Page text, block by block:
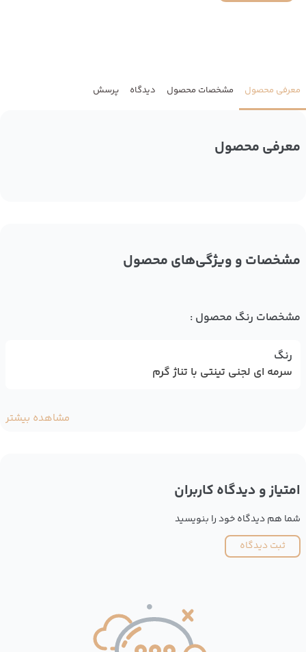
معرفی محصول مشخصات محصول دیدگاه پرسش
معرفی محصول
مشخصات و ویژگی‌های محصول
مشخصات رنگ محصول :
رنگ
سرمه ای لجنی تینتی با تناژ گرم
مشاهده بیشتر
امتیاز و دیدگاه کاربران
شما هم دیدگاه خود را بنویسید
ثبت دیدگاه